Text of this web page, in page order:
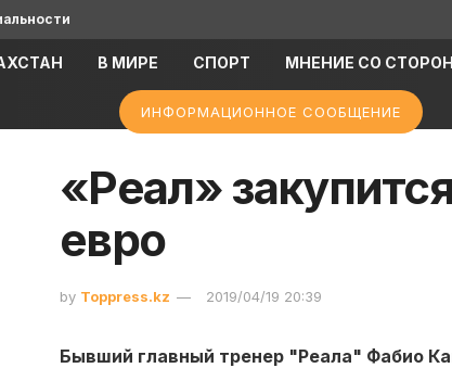
В МИРЕ СПОРТ МНЕНИЕ СО
ИНФОРМАЦИОННОЕ СООБЩЕНИЕ
«Реал»
евро
by Toppress.kz 2019/04/19 20:39
Бывший главный тренер "Реала" Фабио